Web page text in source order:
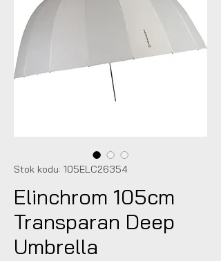
Stok kodu: 105ELC26354
Elinchrom 105cm
Transparan Deep
Umbrella